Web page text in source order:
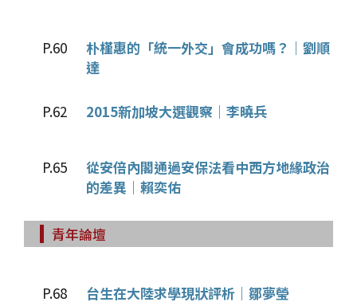
P.60
朴槿惠的「統一外交」會成功嗎？｜劉順
達
P.62 2015新加坡大選觀察｜李曉兵
P.65
從安倍內閣通過安保法看中西方地緣政治
的差異｜賴奕佑
青年論壇
P.68 台生在大陸求學現狀評析｜鄒夢瑩